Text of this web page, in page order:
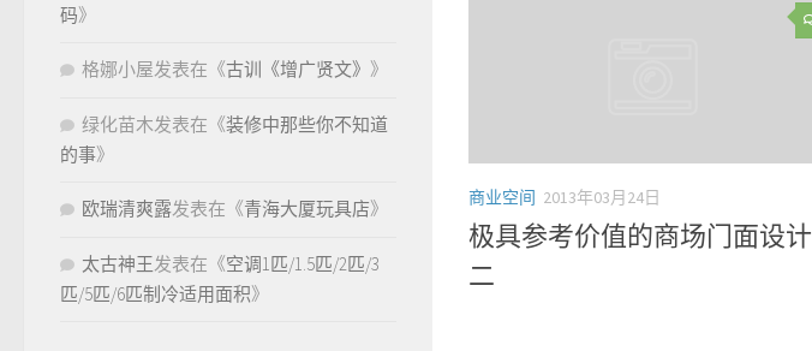
商业空间 2013年03月24日
极具参考价值的商场门面设计
二
码》
格娜小屋发表在《古训《增广贤文》 》
绿化苗木发表在《装修中那些你不知道
的事》
欧瑞清爽露发表在《青海大厦玩具店》
太古神王发表在《空调1匹/1.5匹/2匹/3
匹/5匹/6匹制冷适用面积》